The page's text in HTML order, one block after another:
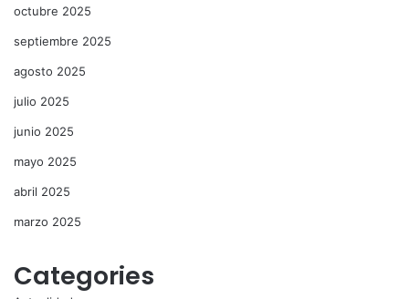
octubre 2025
septiembre 2025
agosto 2025
julio 2025
junio 2025
mayo 2025
abril 2025
marzo 2025
Categories